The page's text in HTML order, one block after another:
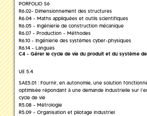
PORFOLIO S6
R6.02- Dimensionnement des structures
R6.04 - Maths appliquées et outils scientifiques
R6.05 - Ingénierie de construction mécanique
R6.07 - Production - Méthodes
R6.10 - Ingénierie des systèmes cyber-physiques
R6.14 - Langues
C4 - Gérer le cycle de vie du produit et du système
UE 5.4
SAE5.01 : Fournir, en autonomie, une solution
optimisée répondant à une demande industrielle sur
cycle de vie
R5.08 - Métrologie
R5.09 - Organisation et pilotage industriel